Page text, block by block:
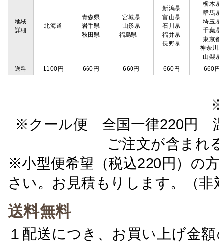
地域
詳細
北海道
青森県
岩手県
秋田県
宮城県
山形県
福島県
新潟県
富山県
石川県
福井県
長野県
栃木
群馬
埼玉
千葉
東京
神奈
山梨
送料
1100円 660円 660円 660円 660
※クール便 全国一律220円
ご注文が含ま
※小型便希望（税込220円）の
さい。お見積もりします。（非
送料無料
１配送につき、お買い上げ金